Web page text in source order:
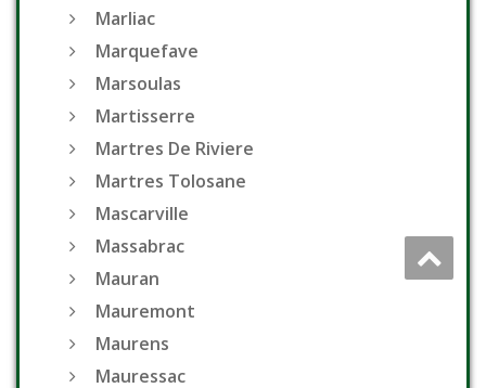
Marliac
Marquefave
Marsoulas
Martisserre
Martres De Riviere
Martres Tolosane
Mascarville
Massabrac
Mauran
Mauremont
Maurens
Mauressac